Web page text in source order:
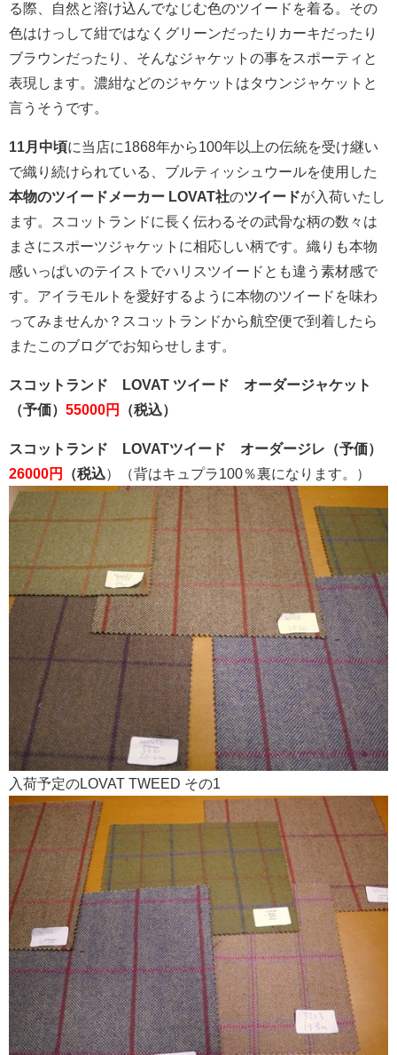
る際、自然と溶け込んでなじむ色のツイードを着る。その
色はけっして紺ではなくグリーンだったりカーキだったり
ブラウンだったり、そんなジャケットの事をスポーティと
表現します。濃紺などのジャケットはタウンジャケットと
言うそうです。
11月中頃に当店に1868年から100年以上の伝統を受け継い
で織り続けられている、ブルティッシュウールを使用した
本物のツイードメーカー LOVAT社のツイードが入荷いたし
ます。スコットランドに長く伝わるその武骨な柄の数々は
まさにスポーツジャケットに相応しい柄です。織りも本物
感いっぱいのテイストでハリスツイードとも違う素材感で
す。アイラモルトを愛好するように本物のツイードを味わ
ってみませんか？スコットランドから航空便で到着したら
またこのブログでお知らせします。
スコットランド LOVAT ツイード オーダージャケット
（予価） 55000円 （税込）
スコットランド LOVATツイード オーダージレ（予価）
26000円
（税込）（背はキュプラ100％裏になります。）
入荷予定のLOVAT TWEED その1